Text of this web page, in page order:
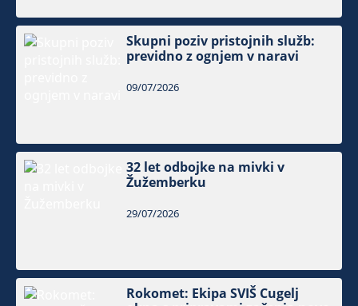
Skupni poziv pristojnih služb:
previdno z ognjem v naravi
09/07/2026
32 let odbojke na mivki v
Žužemberku
29/07/2026
Rokomet: Ekipa SVIŠ Cugelj